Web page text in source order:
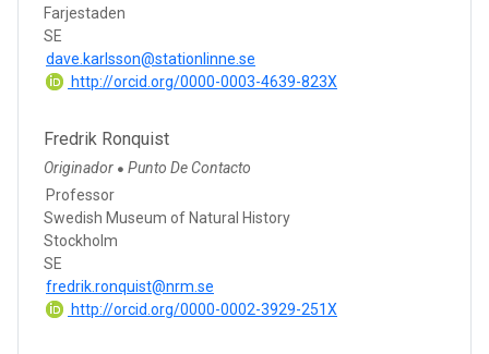
Farjestaden
SE
dave.karlsson@stationlinne.se
http://orcid.org/0000-0003-4639-823X
Fredrik Ronquist
Originador ● Punto De Contacto
Professor
Swedish Museum of Natural History
Stockholm
SE
fredrik.ronquist@nrm.se
http://orcid.org/0000-0002-3929-251X